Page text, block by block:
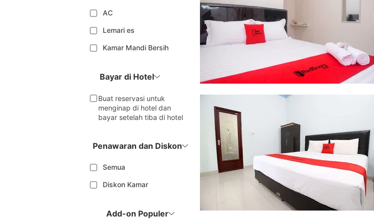
AC
Lemari es
Kamar Mandi Bersih
Bayar di Hotel
Buat reservasi untuk
menginap di hotel dan
bayar setelah tiba di hotel
Penawaran dan Diskon
Semua
Diskon Kamar
Add-on Populer